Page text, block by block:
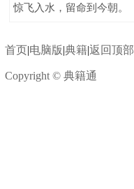
惊飞入水，留命到今朝。
首页|电脑版|典籍|返回顶部
Copyright © 典籍通